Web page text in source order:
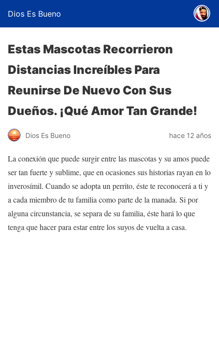
Dios Es Bueno
Estas Mascotas Recorrieron
Distancias Increíbles Para
Reunirse De Nuevo Con Sus
Dueños. ¡Qué Amor Tan Grande!
Dios Es Bueno hace 12 años
La conexión que puede surgir entre las mascotas y su amos puede
ser tan fuerte y sublime, que en ocasiones sus historias rayan en lo
inverosímil. Cuando se adopta un perrito, éste te reconocerá a ti y
a cada miembro de tu familia como parte de la manada. Si por
alguna circunstancia, se separa de su familia, éste hará lo que
tenga que hacer para estar entre los suyos de vuelta a casa.